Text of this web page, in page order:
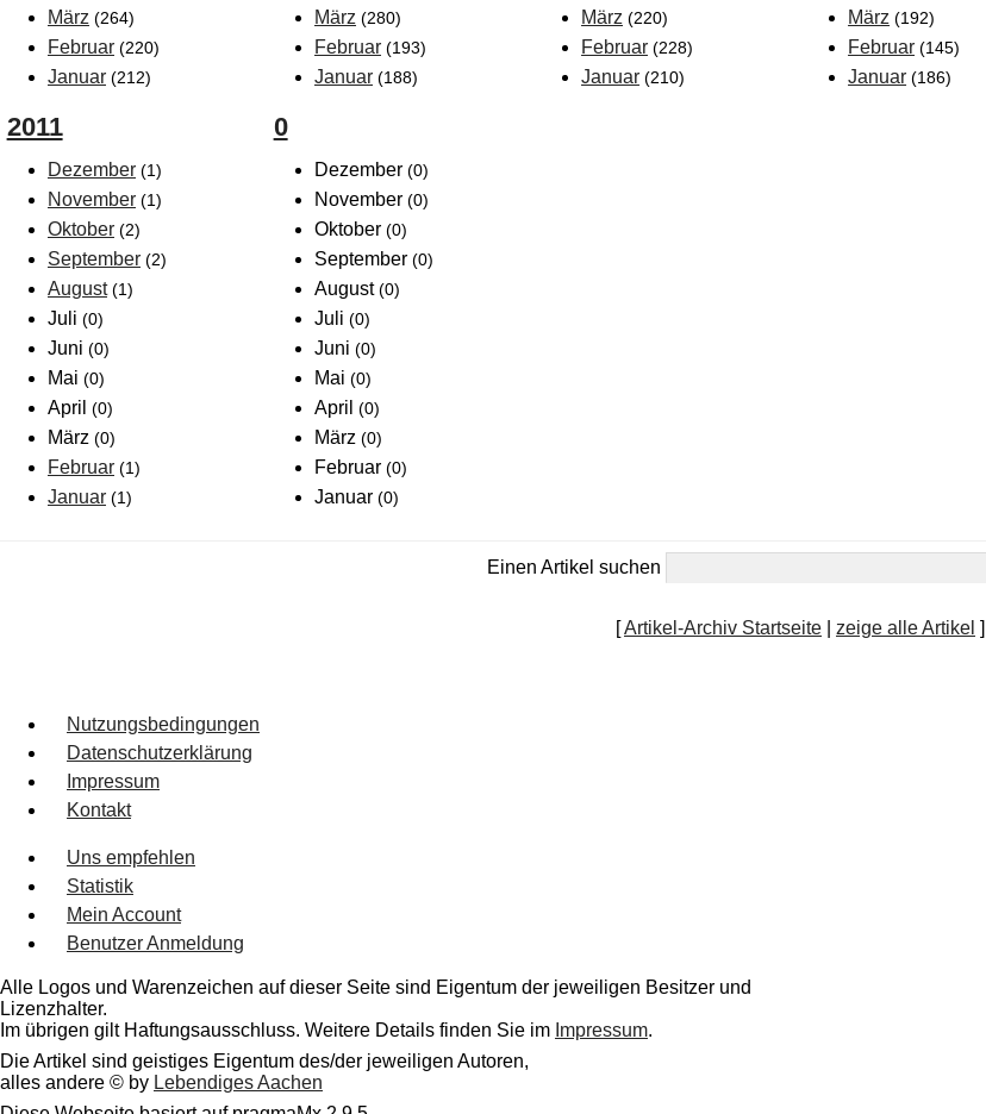
März (264)
Februar (220)
Januar (212)
März (280)
Februar (193)
Januar (188)
März (220)
Februar (228)
Januar (210)
März (192)
Februar (145)
Januar (186)
2011
Dezember (1)
November (1)
Oktober (2)
September (2)
August (1)
Juli (0)
Juni (0)
Mai (0)
April (0)
März (0)
Februar (1)
Januar (1)
0
Dezember(0)
November(0)
Oktober(0)
September(0)
August(0)
Juli(0)
Juni(0)
Mai(0)
April(0)
März(0)
Februar(0)
Januar(0)
Einen Artikel suchen
[Artikel-Archiv Startseite zeige alle Artikel ]
Nutzungsbedingungen
Datenschutzerklärung
Impressum
Kontakt
Uns empfehlen
Statistik
Mein Account
Benutzer Anmeldung
Alle Logos und Warenzeichen auf dieser Seite sind Eigentum der jeweiligen Besitzer und
Lizenzhalter.
Im übrigen gilt Haftungsausschluss. Weitere Details finden Sie im Impressum.
Die Artikel sind geistiges Eigentum des/der jeweiligen Autoren,
alles andere © by Lebendiges Aachen